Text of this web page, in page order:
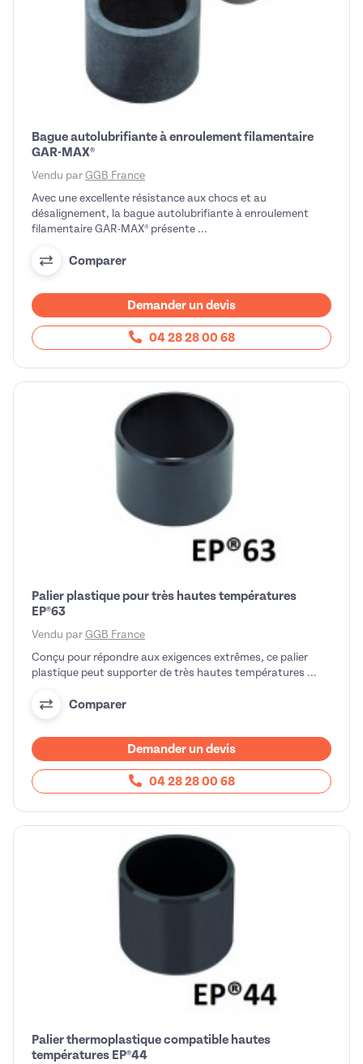
Bague autolubrifiante à enroulement filamentaire
GAR-MAX®
Vendu par GGB France
Avec une excellente résistance aux chocs et au
désalignement, la bague autolubrifiante à enroulement
filamentaire GAR-MAX® présente ...
Comparer
Demander un devis
04 28 28 00 68
Palier plastique pour très hautes températures
EP®63
Vendu par GGB France
Conçu pour répondre aux exigences extrêmes, ce palier
plastique peut supporter de très hautes températures ...
Comparer
Demander un devis
04 28 28 00 68
Palier thermoplastique compatible hautes
températures EP®44